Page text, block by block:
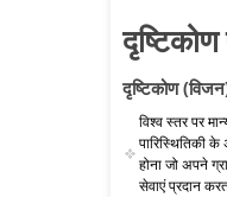
दृष्टिकोण
दृष्टिकोण
विश्व स्तर पर
पारिस्थितिकी
होना जो अपने
सेवाएं प्रदान